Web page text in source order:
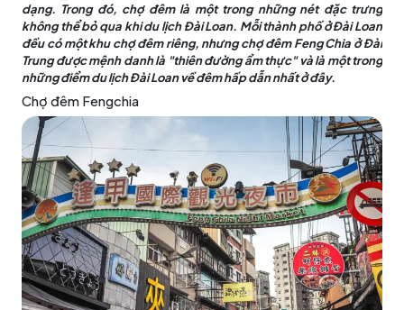
dạng. Trong đó, chợ đêm là một trong những nét đặc trưng
không thể bỏ qua khi du lịch Đài Loan. Mỗi thành phố ở Đài Loan
đều có một khu chợ đêm riêng, nhưng chợ đêm Feng Chia ở Đài
Trung được mệnh danh là "thiên đường ẩm thực" và là một trong
những điểm du lịch Đài Loan về đêm hấp dẫn nhất ở đây.
Chợ đêm Fengchia